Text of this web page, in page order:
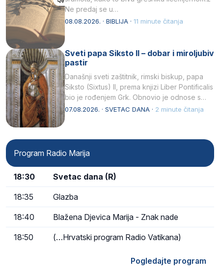
Ne predaj se u…
08.08.2026. · BIBLIJA · 11 minute čitanja
Sveti papa Siksto II – dobar i miroljubiv
pastir
Današnji sveti zaštitnik, rimski biskup, papa
Siksto (Sixtus) II, prema knjizi Liber Pontificalis
bio je rođenjem Grk. Obnovio je odnose s
afričkim…
07.08.2026. · SVETAC DANA · 2 minute čitanja
Program Radio Marija
18:30 Svetac dana (R)
18:35 Glazba
18:40 Blažena Djevica Marija - Znak nade
18:50 (…Hrvatski program Radio Vatikana)
Pogledajte program